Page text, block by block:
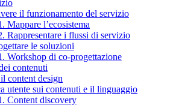
il funzionamento del servizio
Mappare l’ecosistema
Rappresentare i flussi di servizio
le soluzioni
Workshop di co-progettazione
contenuti
content design
utente sui contenuti e il linguaggio
Content discovery